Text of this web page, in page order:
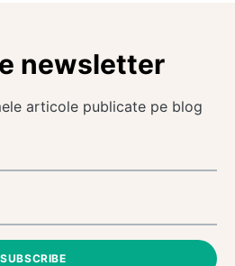
newsletter
articole publicate pe blog
SUBSCRIBE